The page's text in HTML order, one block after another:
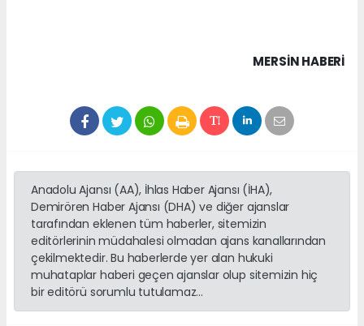
MERSIN HABERİ
Anadolu Ajansı (AA), İhlas Haber Ajansı (İHA),
Demirören Haber Ajansı (DHA) ve diğer ajanslar
tarafından eklenen tüm haberler, sitemizin
editörlerinin müdahalesi olmadan ajans kanallarından
çekilmektedir. Bu haberlerde yer alan hukuki
muhataplar haberi geçen ajanslar olup sitemizin hiç
bir editörü sorumlu tutulamaz...